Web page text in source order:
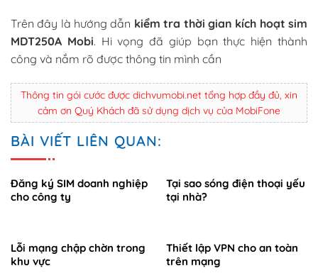
Trên đây là hướng dẫn kiểm tra thời gian kích hoạt sim
MDT250A Mobi. Hi vọng đã giúp bạn thực hiện thành
công và nắm rõ được thông tin mình cần
Thông tin gói cước được dichvumobi.net tổng hợp đầy đủ, xin
cảm ơn Quý Khách đã sử dụng dịch vụ của MobiFone
BÀI VIẾT LIÊN QUAN:
Đăng ký SIM doanh nghiệp
cho công ty
Tại sao sóng điện thoại yếu
tại nhà?
Lỗi mạng chập chờn trong
khu vực
Thiết lập VPN cho an toàn
trên mạng